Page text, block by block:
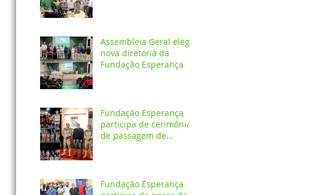
Assembleia Geral elege
nova diretoria da
Fundação Esperança
Fundação Esperança
participa de cerimônia
de passagem de
Fundação Esperança